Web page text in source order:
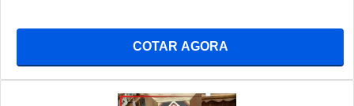
COTAR AGORA